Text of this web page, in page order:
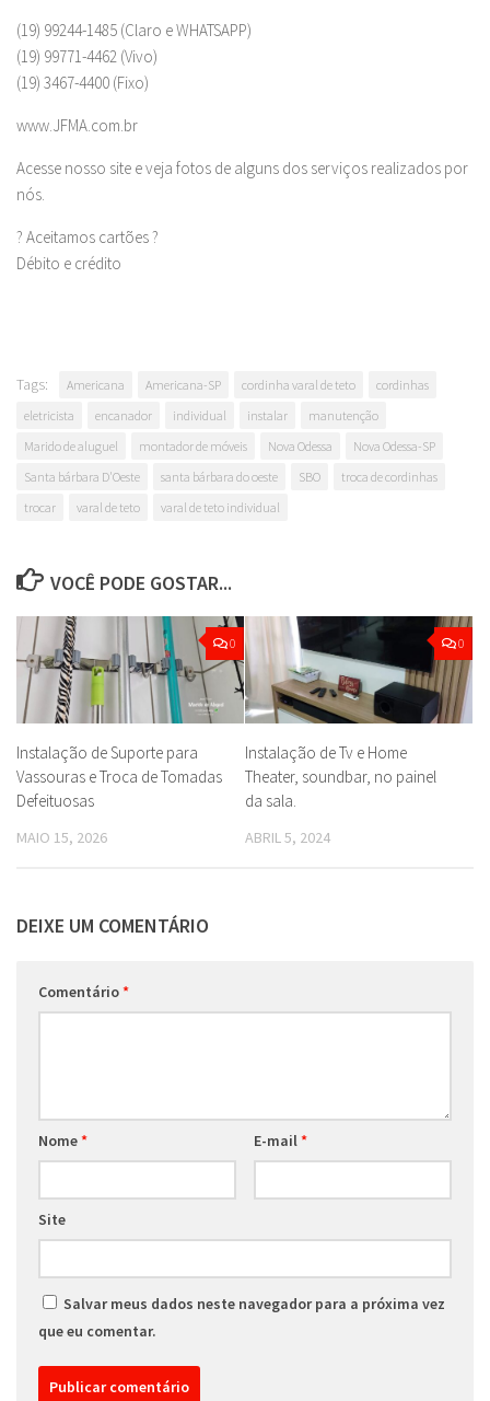
(19) 99244-1485 (Claro e WHATSAPP)
(19) 99771-4462 (Vivo)
(19) 3467-4400 (Fixo)
www.JFMA.com.br
Acesse nosso site e veja fotos de alguns dos serviços realizados por
nós.
? Aceitamos cartões ?
Débito e crédito
Tags: Americana Americana-SP cordinha varal de teto
cordinhas
eletricista
encanador individual instalar
manutenção
Marido de aluguel
montador de móveis Nova Odessa
Nova Odessa-SP
Santa bárbara D'Oeste
santa bárbara do oeste SBO
troca de cordinhas
trocar
varal de teto varal de teto individual
VOCÊ PODE GOSTAR...
0
Instalação de Suporte para
Vassouras e Troca de Tomadas
Defeituosas
MAIO 15, 2026
0
Instalação de Tv e Home
Theater, soundbar, no painel
da sala.
ABRIL 5, 2024
DEIXE UM COMENTÁRIO
Comentário*
Nome* E-mail *
Site
Salvar meus dados neste navegador para a próxima vez
que eu comentar.